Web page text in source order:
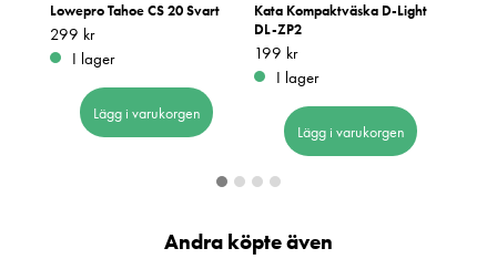
Lowepro Tahoe CS 20 Svart
Pris: 299 kr
299 kr
I lager
Lägg i varukorgen
Kata Kompaktväska D-Light
DL-ZP2
Pris: 199 kr
199 kr
I lager
Lägg i varukorgen
Andra köpte även